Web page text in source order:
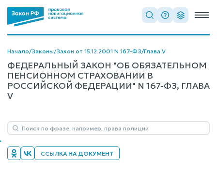
Начало/Законы/Закон от 15.12.2001 N 167-ФЗ/Глава V
ФЕДЕРАЛЬНЫЙ ЗАКОН "ОБ ОБЯЗАТЕЛЬНОМ
ПЕНСИОННОМ СТРАХОВАНИИ В
РОССИЙСКОЙ ФЕДЕРАЦИИ" N 167-ФЗ, ГЛАВА
V
ССЫЛКА НА ДОКУМЕНТ